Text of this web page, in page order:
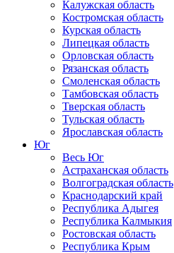
Калужская область
Костромская область
Курская область
Липецкая область
Орловская область
Рязанская область
Смоленская область
Тамбовская область
Тверская область
Тульская область
Ярославская область
Юг
Весь Юг
Астраханская область
Волгоградская область
Краснодарский край
Республика Адыгея
Республика Калмыкия
Ростовская область
Республика Крым